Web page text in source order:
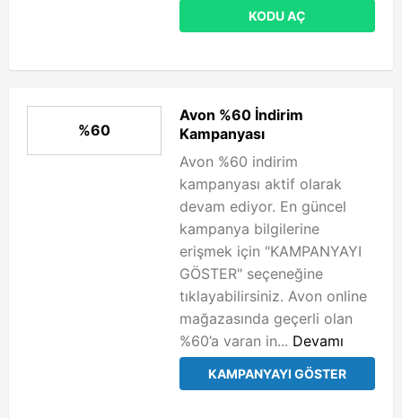
KODU AÇ
%60
Avon %60 İndirim
Kampanyası
Avon %60 indirim
kampanyası aktif olarak
devam ediyor. En güncel
kampanya bilgilerine
erişmek için "KAMPANYAYI
GÖSTER" seçeneğine
tıklayabilirsiniz. Avon online
mağazasında geçerli olan
%60’a varan in... Devamı
KAMPANYAYI GÖSTER